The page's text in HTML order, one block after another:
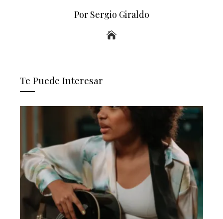
Por Sergio Giraldo
Te Puede Interesar